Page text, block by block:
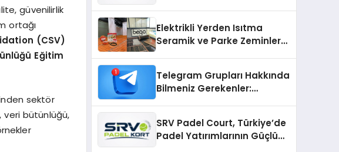
güvenilirlik
ortağı
(CSV)
Eğitim
sektör
veri bütünlüğü,
Elektrikli Yerden Isıtma
Seramik ve Parke Zeminler
Telegram Grupları Hakkında
Bilmeniz Gerekenler:
SRV Padel Court, Türkiye’de
Padel Yatırımlarının Güçlü